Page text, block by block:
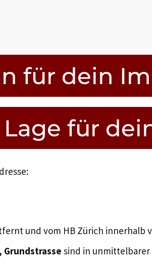
für dein
für
und vom HB Zürich innerhalb
Grundstrasse sind in unmittelbarer